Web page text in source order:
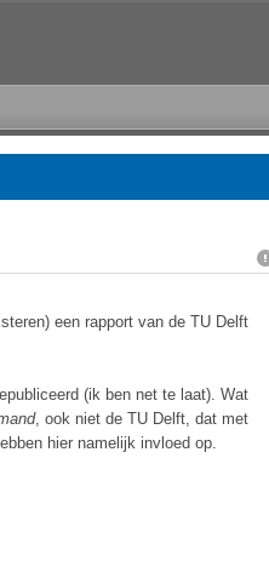
een rapport van de TU Delft
(ik ben net te laat). Wat
, ook niet de TU Delft, dat met
hier namelijk invloed op.